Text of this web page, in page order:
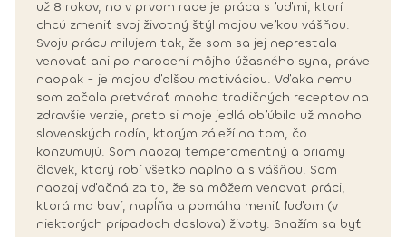
už 8 rokov, no v prvom rade je práca s ľuďmi, ktorí
chcú zmeniť svoj životný štýl mojou veľkou vášňou.
Svoju prácu milujem tak, že som sa jej neprestala
venovať ani po narodení môjho úžasného syna, práve
naopak - je mojou ďalšou motiváciou. Vďaka nemu
som začala pretvárať mnoho tradičných receptov na
zdravšie verzie, preto si moje jedlá obľúbilo už mnoho
slovenských rodín, ktorým záleží na tom, čo
konzumujú. Som naozaj temperamentný a priamy
človek, ktorý robí všetko naplno a s vášňou. Som
naozaj vďačná za to, že sa môžem venovať práci,
ktorá ma baví, napĺňa a pomáha meniť ľuďom (v
niektorých prípadoch doslova) životy. Snažím sa byť